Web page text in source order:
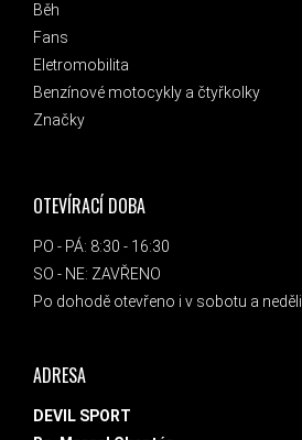
Běh
Fans
Eletromobilita
Benzínové motocykly a čtyřkolky
Značky
OTEVÍRACÍ DOBA
PO - PÁ: 8:30 - 16:30
SO - NE: ZAVŘENO
Po dohodě otevřeno i v sobotu a neděli.
ADRESA
DEVIL SPORT